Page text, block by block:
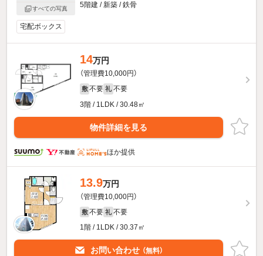
すべての写真
5階建 / 新築 / 鉄骨
宅配ボックス
14万円
（管理費10,000円）
敷 不要 礼 不要
3階 / 1LDK / 30.48㎡
物件詳細を見る
ほか提供
13.9万円
（管理費10,000円）
敷 不要 礼 不要
1階 / 1LDK / 30.37㎡
お問い合わせ （無料）